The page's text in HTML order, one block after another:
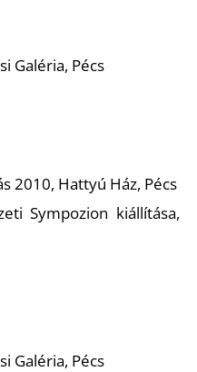
Galéria, Pécs
2010, Hattyú Ház, Pécs
Sympozion kiállítása,
Galéria, Pécs